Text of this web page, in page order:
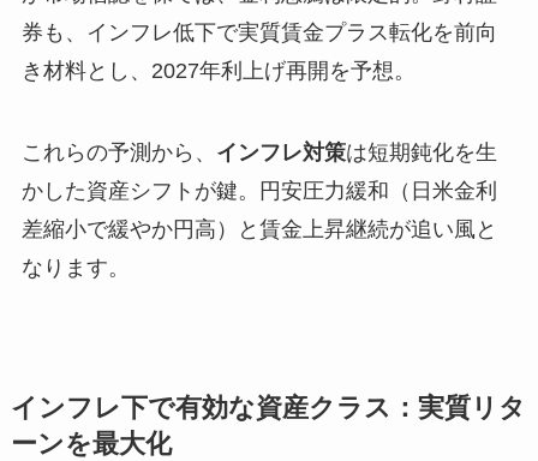
券も、インフレ低下で実質賃金プラス転化を前向
き材料とし、2027年利上げ再開を予想。
これらの予測から、 インフレ対策は短期鈍化を生
かした資産シフトが鍵。円安圧力緩和（日米金利
差縮小で緩やか円高）と賃金上昇継続が追い風と
なります。
インフレ下で有効な資産クラス：実質リタ
ーンを最大化